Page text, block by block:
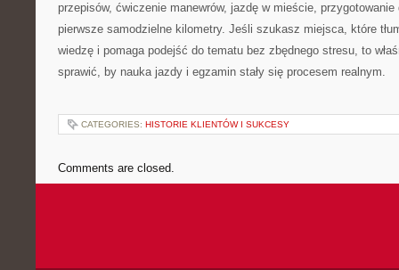
przepisów, ćwiczenie manewrów, jazdę w mieście,
pierwsze samodzielne kilometry. Jeśli szukasz miejsca, które
wiedzę i pomaga podejść do tematu bez zbędnego stresu, to
sprawić, by nauka jazdy i egzamin stały się procesem realnym.
CATEGORIES: HISTORIE KLIENTÓW I SUKCESY
Comments are closed.